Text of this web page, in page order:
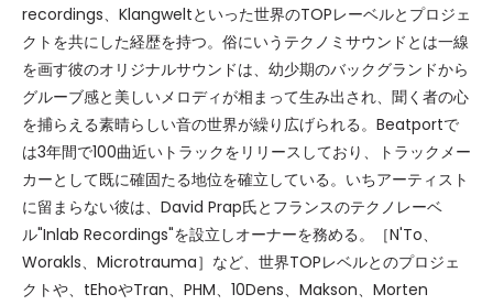
recordings、Klangweltといった世界のTOPレーベルとプロジェ
クトを共にした経歴を持つ。俗にいうテクノミサウンドとは一線
を画す彼のオリジナルサウンドは、幼少期のバックグランドから
グルーブ感と美しいメロディが相まって生み出され、聞く者の心
を捕らえる素晴らしい音の世界が繰り広げられる。Beatportで
は3年間で100曲近いトラックをリリースしており、トラックメー
カーとして既に確固たる地位を確立している。いちアーティスト
に留まらない彼は、David Prap氏とフランスのテクノレーベ
ル"Inlab Recordings"を設立しオーナーを務める。［N'To、
Worakls、Microtrauma］など、世界TOPレベルとのプロジェ
クトや、tEhoやTran、PHM、10Dens、Makson、Morten